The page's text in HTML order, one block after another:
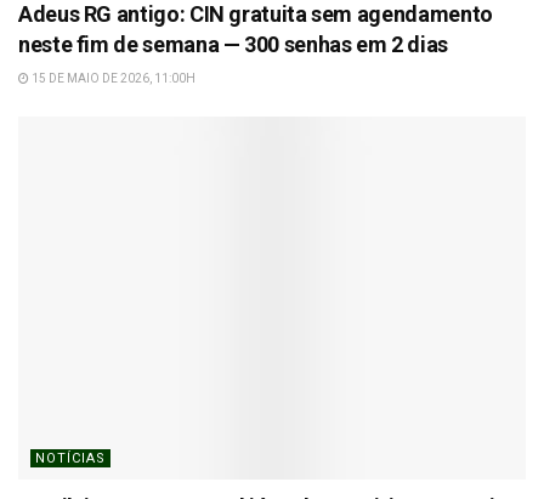
Adeus RG antigo: CIN gratuita sem agendamento
neste fim de semana — 300 senhas em 2 dias
15 DE MAIO DE 2026, 11:00H
NOTÍCIAS